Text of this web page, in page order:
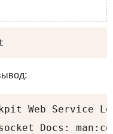
Web Service
Docs: